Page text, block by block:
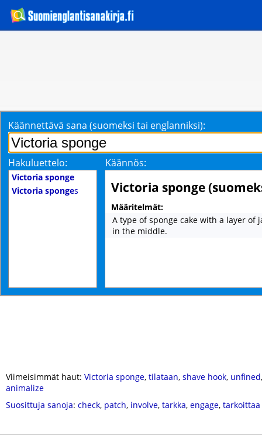
Käännettävä sana (suomeksi tai englanniksi):
Hakuluettelo: Käännös:
Victoria sponge
Victoria sponges Victoria sponge
Määritelmät:
A type of sponge cake with a layer of
in the middle.
Viimeisimmät haut: Victoria sponge, tilataan, shave hook, unfined
animalize
Suosittuja sanoja: check, patch, involve, tarkka, engage, tarkoittaa